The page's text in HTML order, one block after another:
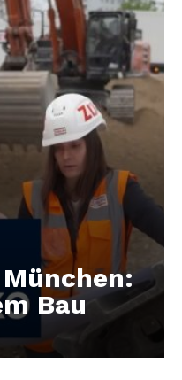
Bau